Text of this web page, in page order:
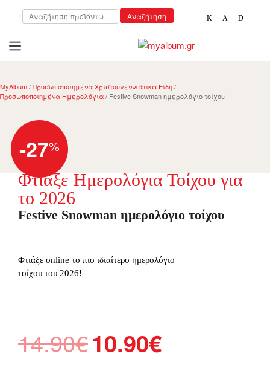
Αναζήτηση
για:
Αναζήτηση
open
MyAlbum/Προσωποποιημένα Χριστουγεννιάτικα Είδη/
Προσωποποιημένα Ημερολόγια/ Festive Snowman ημερολόγιο τοίχου
-27%
Φτιάξε Ημερολόγια Τοίχου για
το 2026
Festive Snowman ημερολόγιο τοίχου
Φτιάξε online το πιο ιδιαίτερο ημερολόγιο
τοίχου του 2026!
14.90€ Original
price
10.90€Η
τρέχουσα